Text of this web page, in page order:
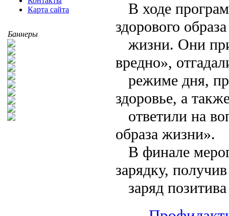
Карта сайта
Баннеры
В ходе
здорового образа
жизни. Они
вредно»,
режиме дня,
здоровье, а
ответили на
образа жизни».
В финале
зарядку, получив
заряд